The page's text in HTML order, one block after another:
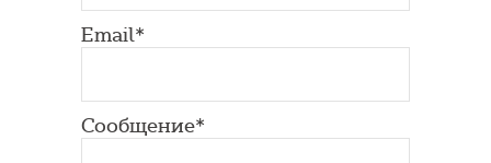
Email*
Сообщение*